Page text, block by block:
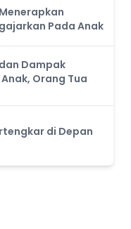
Pada Anak
Dampak
Orang Tua
di Depan